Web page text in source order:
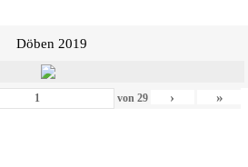
Döben 2019
von 29 › »